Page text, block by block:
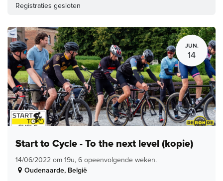
Registraties gesloten
JUN.
14
Start to Cycle - To the next level (kopie)
14/06/2022 om 19u, 6 opeenvolgende weken.
Oudenaarde, België